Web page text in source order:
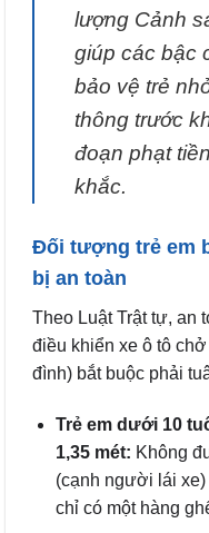
lượng Cảnh
giúp các bậc
bảo vệ trẻ
thông trước
đoạn phạt
khắc.
Đối tượng trẻ em
bị an toàn
Theo Luật Trật tự, an
điều khiển xe ô tô
đình) bắt buộc phải
Trẻ em dưới 10
1,35 mét: Không
(cạnh người lái
chỉ có một hàng